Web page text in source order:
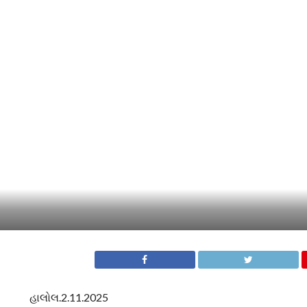
હાલોલ.2.11.2025